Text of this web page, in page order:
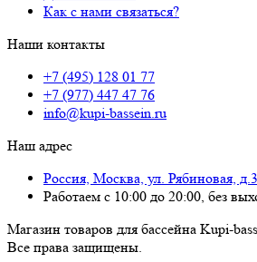
Как с нами связаться?
Наши контакты
+7 (495) 128 01 77
+7 (977) 447 47 76
info@kupi-bassein.ru
Наш адрес
Россия, Москва, ул. Рябиновая,
Работаем с 10:00 до 20:00, без
Магазин товаров для бассейна Kupi-
Все пра­ва за­щи­ще­ны.